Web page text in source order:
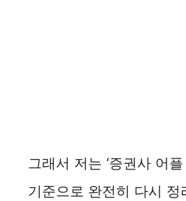
그래서 저는 ‘증권사 어
기준으로 완전히 다시 정